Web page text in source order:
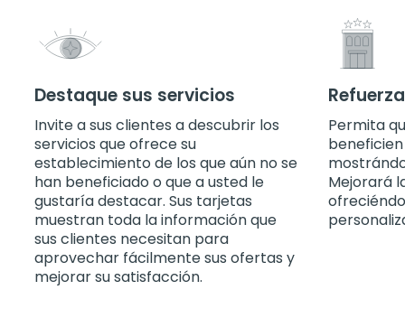
Destaque sus servicios
Invite a sus clientes a descubrir los
servicios que ofrece su
establecimiento de los que aún no se
han beneficiado o que a usted le
gustaría destacar. Sus tarjetas
muestran toda la información que
sus clientes necesitan para
aprovechar fácilmente sus ofertas y
mejorar su satisfacción.
Permita
Mejorará